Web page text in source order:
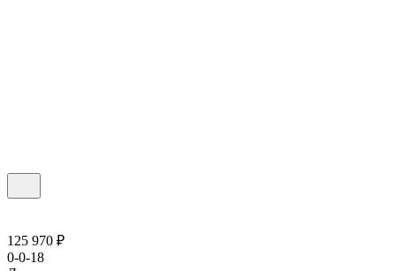
125 970 ₽
0-0-18